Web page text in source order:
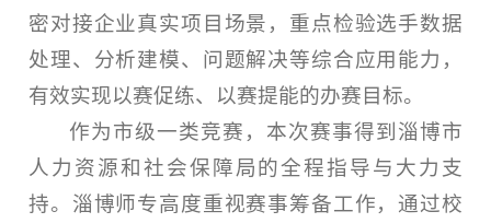
密对接企业真实项目场景，重点检验选手数据
处理、分析建模、问题解决等综合应用能力，
有效实现以赛促练、以赛提能的办赛目标。
作为市级一类竞赛，本次赛事得到淄博市
人力资源和社会保障局的全程指导与大力支
持。淄博师专高度重视赛事筹备工作，通过校